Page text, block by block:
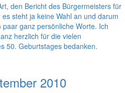
den Bericht des Bürgermeisters für
steht ja keine Wahl an und darum
ganz persönliche Worte. Ich
herzlich für die vielen
50. Geburtstages bedanken.
2010